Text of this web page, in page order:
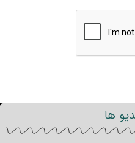
ها